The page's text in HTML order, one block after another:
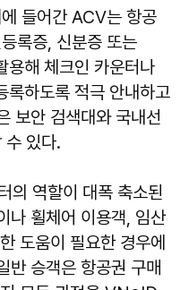
들어간 ACV는 항공
록증, 신분증 또는
해 체크인 카운터나
하도록 적극 안내하고
보안 검색대와 국내선
수 있다.
의 역할이 대폭 축소된
나 휠체어 이용객, 임산
도움이 필요한 경우에
반 승객은 항공권 구매